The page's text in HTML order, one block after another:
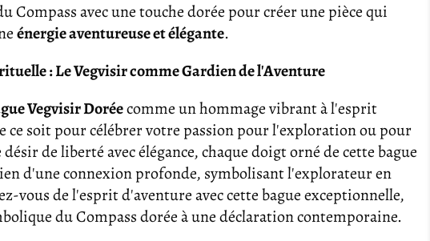
Compass avec une touche dorée pour créer une pièce qui
énergie aventureuse et élégante.
: Le Vegvisir comme Gardien de l'Aventure
Vegvisir Doréecomme un hommage vibrant à l'esprit
ce soit pour célébrer votre passion pour l'exploration ou pour
de liberté avec élégance, chaque doigt orné de cette bague
d'une connexion profonde, symbolisant l'explorateur en
vous de l'esprit d'aventure avec cette bague exceptionnelle,
du Compass dorée à une déclaration contemporaine.